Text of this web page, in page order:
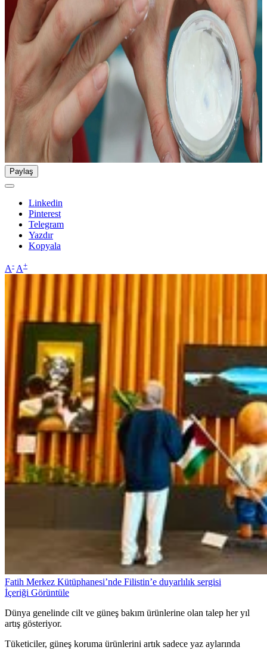
Paylaş
Linkedin
Pinterest
Telegram
Yazdır
Kopyala
A- A+
Fatih Merkez Kütüphanesi’nde Filistin’e duyarlılık sergisi
İçeriği Görüntüle
Dünya genelinde cilt ve güneş bakım ürünlerine olan talep her yıl
artış gösteriyor.
Tüketiciler, güneş koruma ürünlerini artık sadece yaz aylarında